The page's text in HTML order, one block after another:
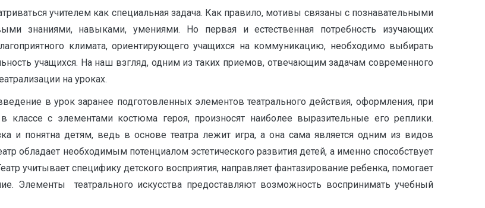
учителем как специальная задача. Как правило, мотивы связаны с познавательными
знаниями, навыками, умениями. Но первая и естественная потребность изучающих
климата, ориентирующего учащихся на коммуникацию, необходимо выбирать
учащихся. На наш взгляд, одним из таких приемов, отвечающим задачам современного
на уроках.
в урок заранее подготовленных элементов театрального действия, оформления, при
классе с элементами костюма героя, произносят наиболее выразительные его реплики.
и понятна детям, ведь в основе театра лежит игра, а она сама является одним из видов
обладает необходимым потенциалом эстетического развития детей, а именно способствует
учитывает специфику детского восприятия, направляет фантазирование ребенка, помогает
Элементы театрального искусства предоставляют возможность воспринимать учебный